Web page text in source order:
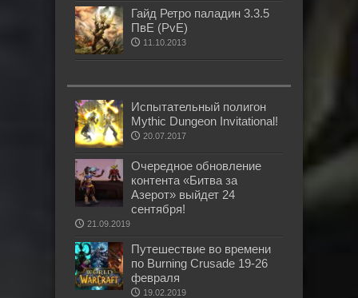
Гайд Ретро паладин 3.3.5
ПвЕ (PvE)
11.10.2013
Испытательный полигон
Mythic Dungeon Invitational!
20.07.2017
Очередное обновление
контента «Битва за
Азерот» выйдет 24
сентября!
21.09.2019
Путешествие во времени
по Burning Crusade 19-26
февраля
19.02.2019